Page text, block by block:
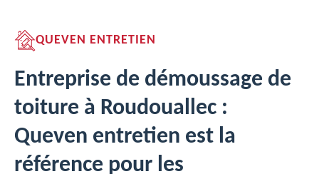
QUEVEN ENTRETIEN
Entreprise de démoussage de
toiture à Roudouallec :
Queven entretien est la
référence pour les